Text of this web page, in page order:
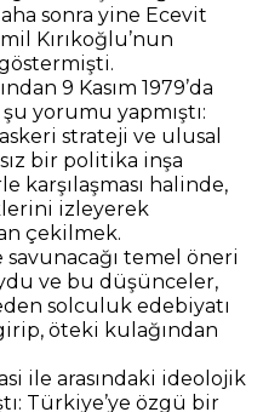
sonra yine Ecevit
Kırıkoğlu’nun
9 Kasım 1979’da
yorumu yapmıştı:
strateji ve ulusal
bir politika inşa
halinde,
izleyerek
çekilmek.
savunacağı temel öneri
ve bu düşünceler,
solculuk edebiyatı
öteki kulağından
ile arasındaki ideolojik
Türkiye’ye özgü bir